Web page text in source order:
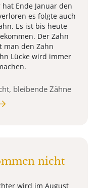
Ende Januar den
es folgte auch
Es ist bis heute
Der Zahn
man den Zahn
Lücke wird immer
bleibende Zähne
nicht
wird im August